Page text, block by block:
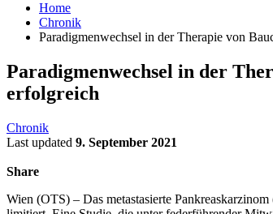
Home
Chronik
Paradigmenwechsel in der Therapie von
Paradigmenwechsel in der
erfolgreich
Chronik
Last updated 9. September 2021
Share
Wien (OTS) – Das metastasierte